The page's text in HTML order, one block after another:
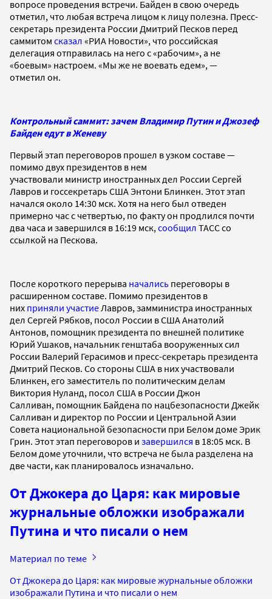
вопросе проведения встречи. Байден в свою очередь
отметил, что любая встреча лицом к лицу полезна. Пресс-
секретарь президента России Дмитрий Песков перед
саммитом сказал «РИА Новости», что российская
делегация отправилась на него с «рабочим», а не
«боевым» настроем. «Мы же не воевать едем», —
отметил он.
Контрольный саммит: зачем Владимир Путин и Джозеф
Байден едут в Женеву
Первый этап переговоров прошел в узком составе —
помимо двух президентов в нем
участвовали министр иностранных дел России Сергей
Лавров и госсекретарь США Энтони Блинкен. Этот этап
начался около 14:30 мск. Хотя на него был отведен
примерно час с четвертью, по факту он продлился почти
два часа и завершился в 16:19 мск, сообщил ТАСС со
ссылкой на Пескова.
После короткого перерыва начались переговоры в
расширенном составе. Помимо президентов в
них приняли участие Лавров, замминистра иностранных
дел Сергей Рябков, посол России в США Анатолий
Антонов, помощник президента по внешней политике
Юрий Ушаков, начальник генштаба вооруженных сил
России Валерий Герасимов и пресс-секретарь президента
Дмитрий Песков. Со стороны США в них участвовали
Блинкен, его заместитель по политическим делам
Виктория Нуланд, посол США в России Джон
Салливан, помощник Байдена по нацбезопасности Джейк
Салливан и директор по России и Центральной Азии
Совета национальной безопасности при Белом доме Эрик
Грин. Этот этап переговоров и завершился в 18:05 мск. В
Белом доме уточнили, что встреча не была разделена на
две части, как планировалось изначально.
От Джокера до Царя: как мировые
журнальные обложки изображали
Путина и что писали о нем
Материал по теме
От Джокера до Царя: как мировые журнальные обложки
изображали Путина и что писали о нем